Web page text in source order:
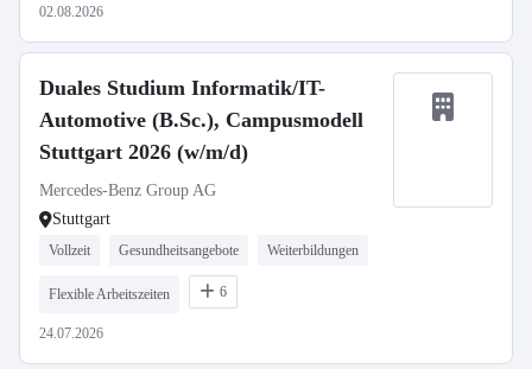
02.08.2026
Duales Studium Informatik/IT-
Automotive (B.Sc.), Campusmodell
Stuttgart 2026 (w/m/d)
Mercedes-Benz Group AG
Stuttgart
Vollzeit Gesundheitsangebote Weiterbildungen
Flexible Arbeitszeiten 6
24.07.2026